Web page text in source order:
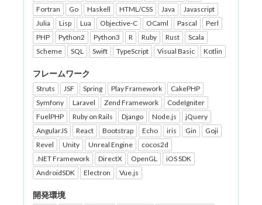
Fortran
Go Haskell HTML/CSS Java
Javascript
Julia
Lisp Lua Objective-C OCaml Pascal
Perl
PHP
Python2 Python3 R Ruby Rust
Scala
Scheme
SQL Swift TypeScript Visual Basic Kotlin
フレームワーク
Struts JSF Spring Play Framework
CakePHP
Symfony
Laravel Zend Framework
CodeIgniter
FuelPHP
Ruby on Rails Django Node.js
jQuery
AngularJS
React Bootstrap Echo iris Gin
Goji
Revel
Unity Unreal Engine
cocos2d
.NET Framework
DirectX OpenGL
iOS SDK
AndroidSDK
Electron Vue.js
開発環境